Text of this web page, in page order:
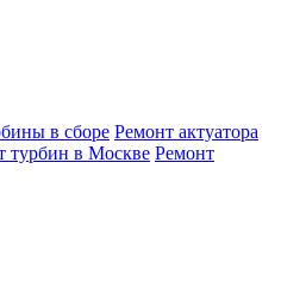
в сборе Ремонт актуатора
турбин в Москве Ремонт